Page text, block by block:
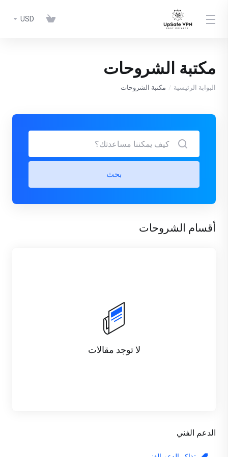
USD
مكتبة الشروحات
البوابة الرئيسية مكتبة الشروحات
الدعم الفني
بحث
أقسام الشروحات
لا توجد مقالات